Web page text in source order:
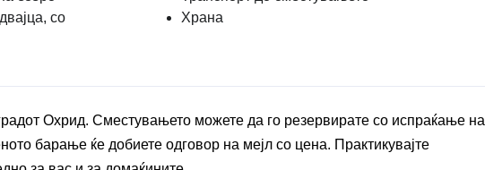
со
Храна
Охрид. Сместувањето можете да го резервирате со испраќање на
барање ќе добиете одговор на мејл со цена. Практикувајте